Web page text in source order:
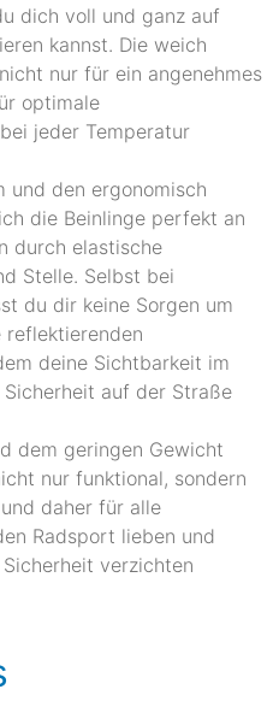
dich voll und ganz auf
kannst. Die weich
nur für ein angenehmes
optimale
jeder Temperatur
und den ergonomisch
die Beinlinge perfekt an
durch elastische
Stelle. Selbst bei
du dir keine Sorgen um
reflektierenden
deine Sichtbarkeit im
auf der Straße
dem geringen Gewicht
nur funktional, sondern
daher für alle
Radsport lieben und
verzichten